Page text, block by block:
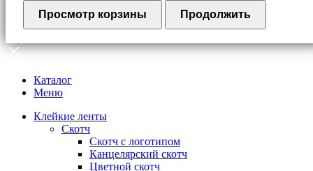
Просмотр корзины Продолжить
Каталог
Меню
Клейкие ленты
Скотч
Скотч с логотипом
Канцелярский скотч
Цветной скотч